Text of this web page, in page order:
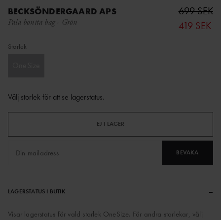
BECKSÖNDERGAARD APS
Pala bonita bag - Grön
699 SEK
419 SEK
Storlek
Välj storlek för att se lagerstatus.
EJ I LAGER
BEVAKA
LAGERSTATUS I BUTIK –
Visar lagerstatus för vald storlek OneSize. För andra storlekar, välj